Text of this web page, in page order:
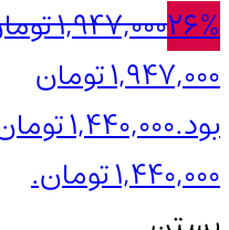
26%
1,947,000
1,947,000 تومان
بود.1,440,000
1,440,000 تومان.